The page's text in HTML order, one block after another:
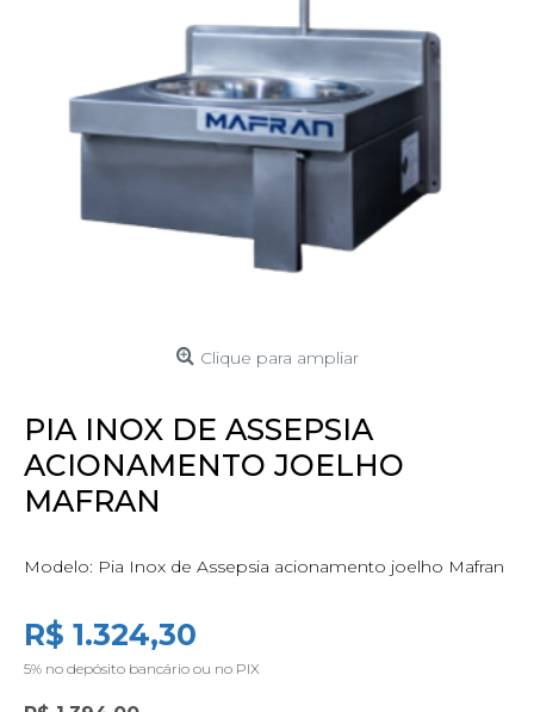
Clique para ampliar
PIA INOX DE ASSEPSIA
ACIONAMENTO JOELHO
MAFRAN
Modelo: Pia Inox de Assepsia acionamento joelho Mafran
R$ 1.324,30
5% no depósito bancário ou no PIX